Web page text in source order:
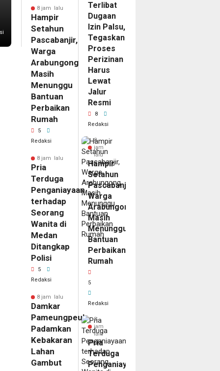
8 jam lalu
Hampir
Setahun
Pascabanjir,
Warga
Arabungong
Masih
Menunggu
Bantuan
Perbaikan
Rumah
5
Redaksi
8 jam lalu
Pria
Terduga
Penganiayaan
terhadap
Seorang
Wanita di
Medan
Ditangkap
Polisi
5
Redaksi
8 jam lalu
Damkar
Pameungpeuk
Padamkan
Kebakaran
Lahan
Gambut
Terlibat
Dugaan
Izin Palsu,
Tegaskan
Proses
Perizinan
Harus
Lewat
Jalur
Resmi
8
Redaksi
8
jam
lalu
Hampir
Setahun
Pascabanjir,
Warga
Arabungong
Masih
Menunggu
Bantuan
Perbaikan
Rumah
5
Redaksi
8
jam
lalu
Pria
Terduga
Penganiayaan